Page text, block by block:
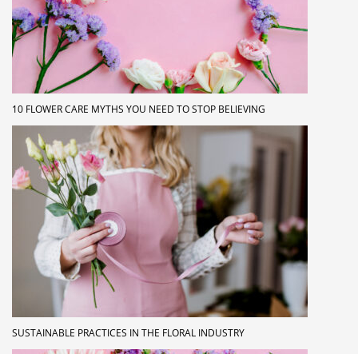
10 FLOWER CARE MYTHS YOU NEED TO STOP BELIEVING
SUSTAINABLE PRACTICES IN THE FLORAL INDUSTRY